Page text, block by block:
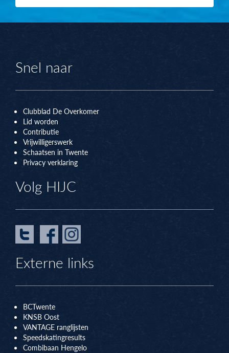
Snel naar
Clubblad De Overkomer
Lid worden
Contributie
Vrijwilligerswerk
Schaatsen in Twente
Privacy verklaring
Volg HIJC
Externe links
BCTwente
KNSB Oost
VANTAGE ranglijsten
Speedskatingresults
Combibaan Hengelo